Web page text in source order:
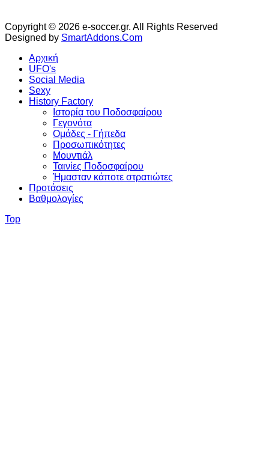
Copyright © 2026 e-soccer.gr. All Rights Reserved
Designed by SmartAddons.Com
Αρχική
UFO's
Social Media
Sexy
History Factory
Ιστορία του Ποδοσφαίρου
Γεγονότα
Ομάδες - Γήπεδα
Προσωπικότητες
Μουντιάλ
Ταινίες Ποδοσφαίρου
Ήμασταν κάποτε στρατιώτες
Προτάσεις
Βαθμολογίες
Top